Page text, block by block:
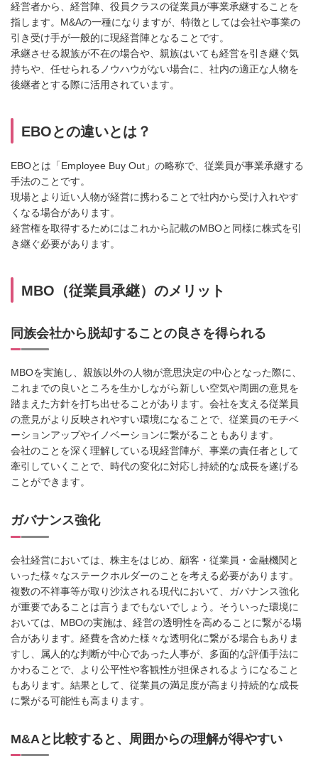
経営者から、経営陣、役員クラスの従業員が事業承継することを
指します。M&Aの一種になりますが、特徴としては会社や事業の
引き受け手が一般的に現経営陣となることです。
承継させる親族が不在の場合や、親族はいても経営を引き継ぐ気
持ちや、任せられるノウハウがない場合に、社内の適正な人物を
後継者とする際に活用されています。
EBOとの違いとは？
EBOとは「Employee Buy Out」の略称で、従業員が事業承継する
手法のことです。
現場とより近い人物が経営に携わることで社内から受け入れやす
くなる場合があります。
経営権を取得するためにはこれから記載のMBOと同様に株式を引
き継ぐ必要があります。
MBO（従業員承継）のメリット
同族会社から脱却することの良さを得られる
MBOを実施し、親族以外の人物が意思決定の中心となった際に、
これまでの良いところを生かしながら新しい空気や周囲の意見を
踏まえた方針を打ち出せることがあります。会社を支える従業員
の意見がより反映されやすい環境になることで、従業員のモチベ
ーションアップやイノベーションに繋がることもあります。
会社のことを深く理解している現経営陣が、事業の責任者として
牽引していくことで、時代の変化に対応し持続的な成長を遂げる
ことができます。
ガバナンス強化
会社経営においては、株主をはじめ、顧客・従業員・金融機関と
いった様々なステークホルダーのことを考える必要があります。
複数の不祥事等が取り沙汰される現代において、ガバナンス強化
が重要であることは言うまでもないでしょう。そういった環境に
おいては、MBOの実施は、経営の透明性を高めることに繋がる場
合があります。経費を含めた様々な透明化に繋がる場合もありま
すし、属人的な判断が中心であった人事が、多面的な評価手法に
かわることで、より公平性や客観性が担保されるようになること
もあります。結果として、従業員の満足度が高まり持続的な成長
に繋がる可能性も高まります。
M&Aと比較すると、周囲からの理解が得やすい